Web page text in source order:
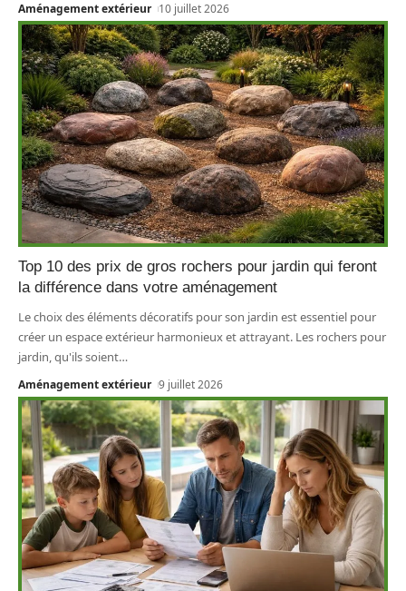
Aménagement extérieur 10 juillet 2026
Top 10 des prix de gros rochers pour jardin qui feront
la différence dans votre aménagement
Le choix des éléments décoratifs pour son jardin est essentiel pour
créer un espace extérieur harmonieux et attrayant. Les rochers pour
jardin, qu'ils soient…
Aménagement extérieur 9 juillet 2026